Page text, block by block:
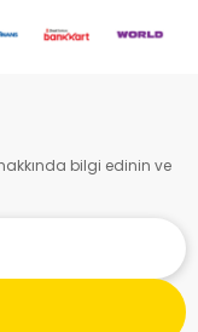
bilgi edinin ve